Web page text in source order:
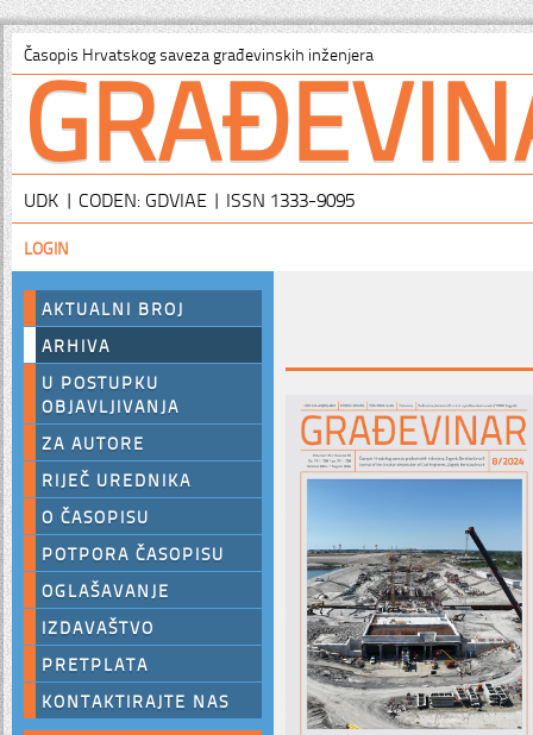
Časopis Hrvatskog saveza građevinskih inženjera
UDK | CODEN: GDVIAE | ISSN 1333-9095
LOGIN
AKTUALNI BROJ
ARHIVA
U POSTUPKU
OBJAVLJIVANJA
ZA AUTORE
RIJEČ UREDNIKA
O ČASOPISU
POTPORA ČASOPISU
OGLAŠAVANJE
IZDAVAŠTVO
PRETPLATA
KONTAKTIRAJTE NAS